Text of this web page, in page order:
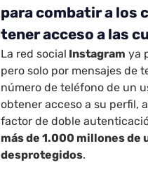
para combatir a los
tener acceso a las
La red social Instagram ya
pero solo por mensajes de
número de teléfono de un
obtener acceso a su perfil,
factor de doble
más de 1.000 millones de
desprotegidos.